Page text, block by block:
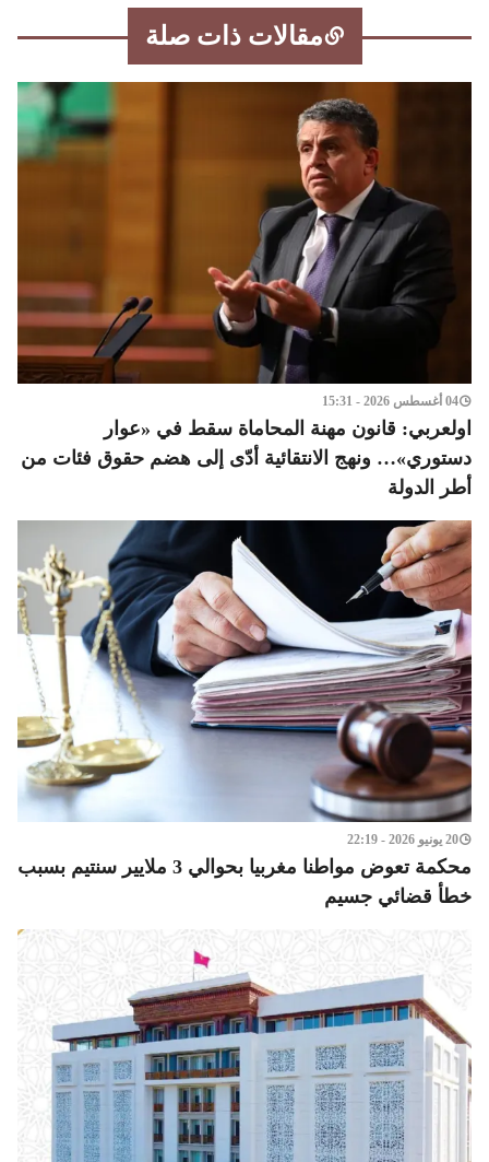
مقالات ذات صلة
04 أغسطس 2026 - 15:31
اولعربي: قانون مهنة المحاماة سقط في «عوار
دستوري»… ونهج الانتقائية أدّى إلى هضم حقوق فئات من
أطر الدولة
20 يونيو 2026 - 22:19
محكمة تعوض مواطنا مغربيا بحوالي 3 ملايير سنتيم بسبب
خطأ قضائي جسيم